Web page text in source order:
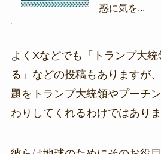
惑に気を...
よくXなどでも「トランプ大
る」などの投稿もありますが
題をトランプ大統領やプーチ
わりしてくれるわけではありま